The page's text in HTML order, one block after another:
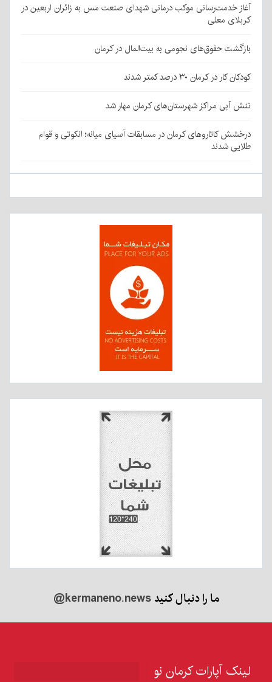
آغاز خدمت‌رسانی موکب درمانی شهدای صنعت مس به زائران اربعین در
کربلای معلی
بازگشت حقوق‌های نجومی به بیت‌المال در کرمان
کودکان کار در کرمان ۳۰ درصد کمتر شدند
تنش آبی مراکز شهرستان‌های کرمان مهار شد
درخشش کاتاروهای کرمان در مسابقات آسیای میانه؛ انکوتی و قوام
طلایی شدند
ما را دنبال کنید@kermaneno.news
لینک آپارات کرمان نو